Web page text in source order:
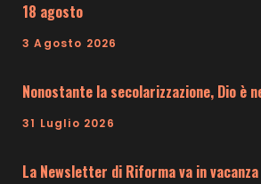
18 agosto
3 Agosto 2026
Nonostante la secolarizzazione, Dio è
31 Luglio 2026
La Newsletter di Riforma va in vacanza